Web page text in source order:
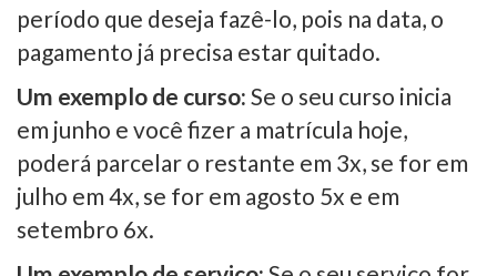
período que deseja fazê-lo, pois na data, o
pagamento já precisa estar quitado.
Um exemplo de curso: Se o seu curso inicia
em junho e você fizer a matrícula hoje,
poderá parcelar o restante em 3x, se for em
julho em 4x, se for em agosto 5x e em
setembro 6x.